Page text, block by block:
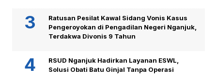
Ratusan Pesilat Kawal Sidang Vonis Kasus
Pengeroyokan di Pengadilan Negeri Nganjuk,
Terdakwa Divonis 9 Tahun
RSUD Nganjuk Hadirkan Layanan ESWL,
Solusi Obati Batu Ginjal Tanpa Operasi